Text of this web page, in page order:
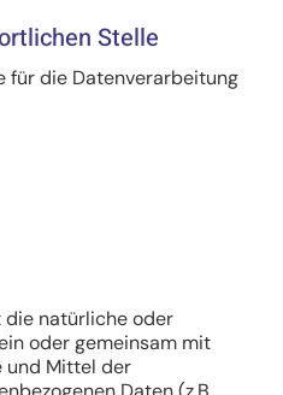
Stelle
für die Datenverarbeitung
natürliche oder
oder gemeinsam mit
und Mittel der